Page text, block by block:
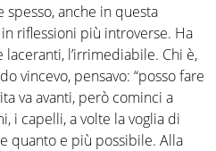
spesso, anche in questa
riflessioni più introverse. Ha
laceranti, l’irrimediabile. Chi è,
vincevo, pensavo: “posso fare
va avanti, però cominci a
i capelli, a volte la voglia di
quanto e più possibile. Alla